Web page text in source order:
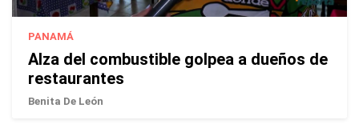
PANAMÁ
Alza del combustible golpea a dueños de
restaurantes
Benita De León